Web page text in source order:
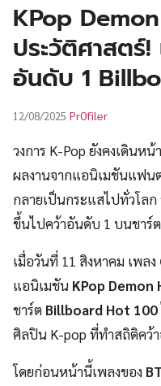
KPop
ประวัติศาสตร์
อันดับ 1
12/08/2025 Pr0filer
วงการ K-Pop ยังคงเดินห
ผลงานจากแอนิเมชันแฟน
กลายเป็นกระแสไปทั่วโล
ขึ้นไปคว้าอันดับ 1 บนชาร์
เมื่อวันที่ 11 สิงหาคม เพลง
แอนิเมชัน KPop Demon
ชาร์ต Billboard Hot 100
ศิลปิน K-pop ที่ทำสถิติคว้
โดยก่อนหน้านี้เพลงของ